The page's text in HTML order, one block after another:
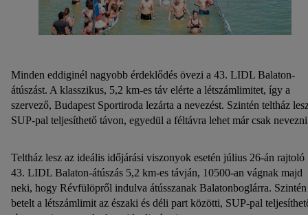
Minden eddiginél nagyobb érdeklődés övezi a 43. LIDL Balaton-
átúszást. A klasszikus, 5,2 km-es táv elérte a létszámlimitet, így a
szervező, Budapest Sportiroda lezárta a nevezést. Szintén teltház
SUP-pal teljesíthető távon, egyedül a féltávra lehet már csak
Teltház lesz az ideális időjárási viszonyok esetén július 26-án rajtoló
43. LIDL Balaton-átúszás 5,2 km-es távján, 10500-an vágnak majd
neki, hogy Révfülöpről indulva átússzanak Balatonboglárra. Szintén
betelt a létszámlimit az északi és déli part közötti, SUP-pal